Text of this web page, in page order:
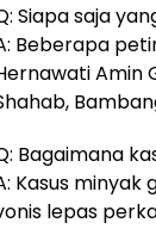
Siapa saja
Beberapa
Amin
Bagaimana
Kasus
lepas